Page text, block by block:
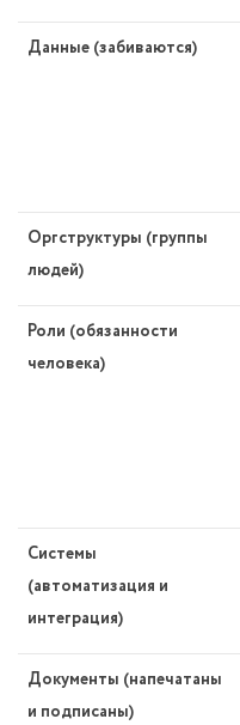
Данные (забиваются)
Оргструктуры (группы
людей)
Роли (обязанности
человека)
Системы
(автоматизация и
интеграция)
Документы (напечатаны
и подписаны)